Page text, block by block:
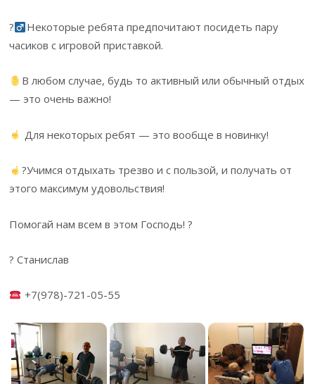
?‍
Некоторые ребята предпочитают посидеть пару
часиков с игровой приставкой.
В любом случае, будь то активный или обычный отдых
— это очень важно!
Для некоторых ребят — это вообще в новинку!
?Учимся отдыхать трезво и с пользой, и получать от
этого максимум удовольствия!
Помогай нам всем в этом Господь! ?
? Станислав
+7(978)-721-05-55